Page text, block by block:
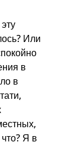
Или
в
в
Я в